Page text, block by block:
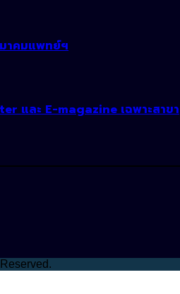
าคมแพทย์ฯ
และ E-magazine เฉพาะสาขา